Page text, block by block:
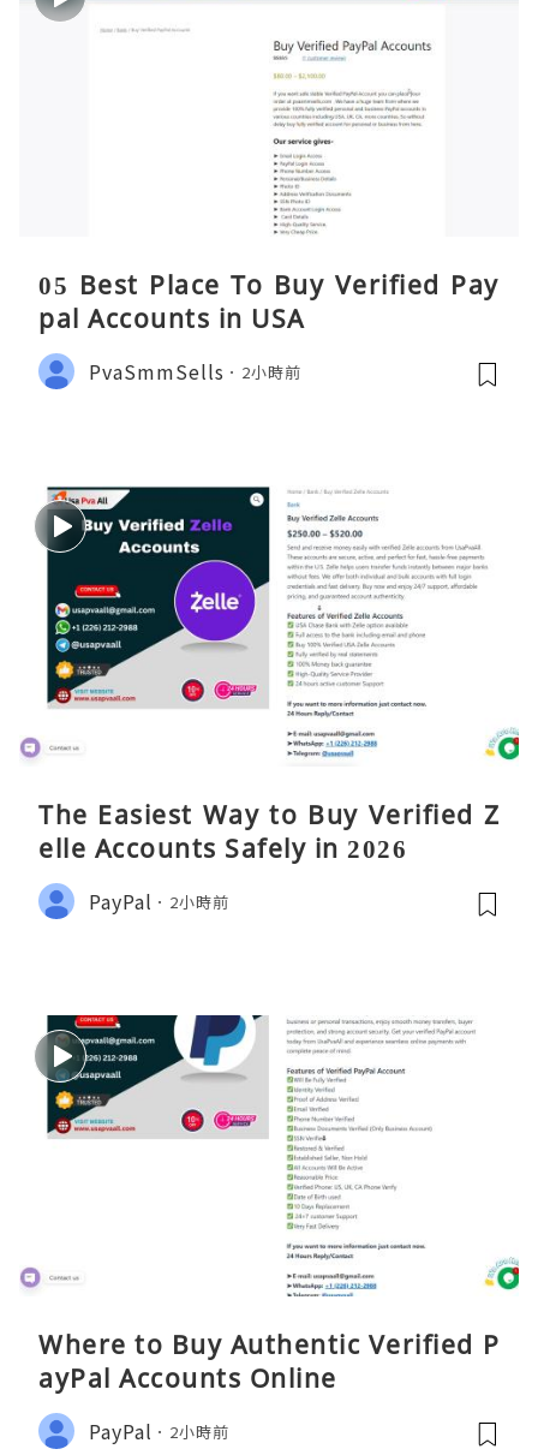
05 Best Place To Buy Verified Pay
pal Accounts in USA
PvaSmmSells 2小時前
The Easiest Way to Buy Verified Z
elle Accounts Safely in 2026
PayPal 2小時前
Where to Buy Authentic Verified P
ayPal Accounts Online
PayPal 2小時前